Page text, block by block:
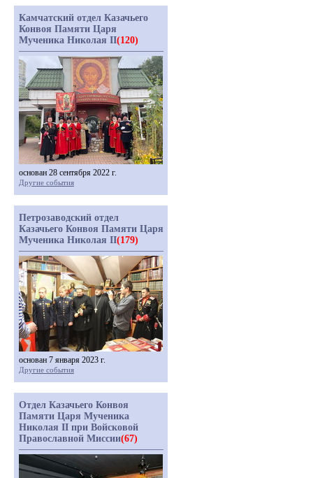
Камчатский отдел Казачьего
Конвоя Памяти Царя
Мученика Николая II(120)
основан 28 сентября 2022 г.
Другие события
Петрозаводский отдел
Казачьего Конвоя Памяти Царя
Мученика Николая II(179)
основан 7 января 2023 г.
Другие события
Отдел Казачьего Конвоя
Памяти Царя Мученика
Николая II при Войсковой
Православной Миссии(67)